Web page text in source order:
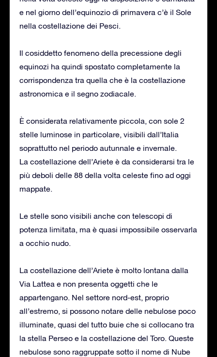
e nel giorno dell’equinozio di primavera c’è il Sole
nella costellazione dei Pesci.
Il cosiddetto fenomeno della precessione degli
equinozi ha quindi spostato completamente la
corrispondenza tra quella che è la costellazione
astronomica e il segno zodiacale.
È considerata relativamente piccola, con sole 2
stelle luminose in particolare, visibili dall’Italia
soprattutto nel periodo autunnale e invernale.
La costellazione dell’Ariete è da considerarsi tra le
più deboli delle 88 della volta celeste fino ad oggi
mappate.
Le stelle sono visibili anche con telescopi di
potenza limitata, ma è quasi impossibile osservarla
a occhio nudo.
La costellazione dell’Ariete è molto lontana dalla
Via Lattea e non presenta oggetti che le
appartengano. Nel settore nord-est, proprio
all’estremo, si possono notare delle nebulose poco
illuminate, quasi del tutto buie che si collocano tra
la stella Perseo e la costellazione del Toro. Queste
nebulose sono raggruppate sotto il nome di Nube